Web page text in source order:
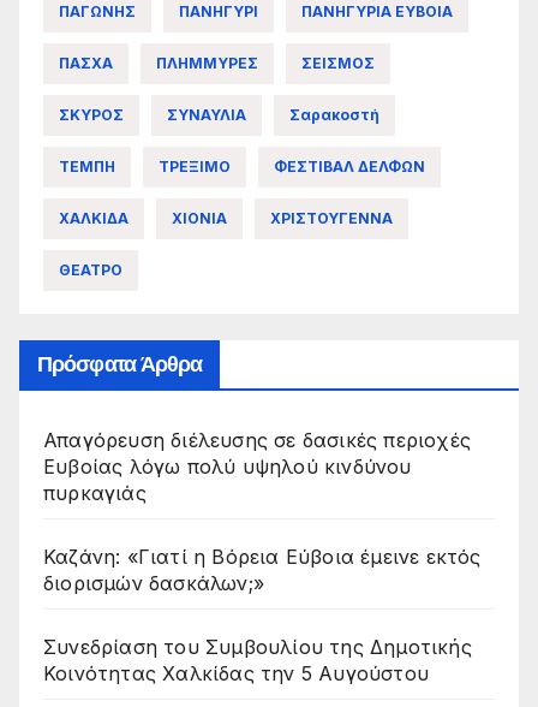
ΠΑΓΩΝΗΣ ΠΑΝΗΓΥΡΙ ΠΑΝΗΓΥΡΙΑ ΕΥΒΟΙΑ
ΠΑΣΧΑ ΠΛΗΜΜΥΡΕΣ ΣΕΙΣΜΟΣ
ΣΚΥΡΟΣ ΣΥΝΑΥΛΙΑ Σαρακοστή
ΤΕΜΠΗ ΤΡΕΞΙΜΟ ΦΕΣΤΙΒΑΛ ΔΕΛΦΩΝ
ΧΑΛΚΙΔΑ ΧΙΟΝΙΑ ΧΡΙΣΤΟΥΓΕΝΝΑ
ΘΕΑΤΡΟ
Πρόσφατα Άρθρα
Απαγόρευση διέλευσης σε δασικές περιοχές
Ευβοίας λόγω πολύ υψηλού κινδύνου
πυρκαγιάς
Καζάνη: «Γιατί η Βόρεια Εύβοια έμεινε εκτός
διορισμών δασκάλων;»
Συνεδρίαση του Συμβουλίου της Δημοτικής
Κοινότητας Χαλκίδας την 5 Αυγούστου